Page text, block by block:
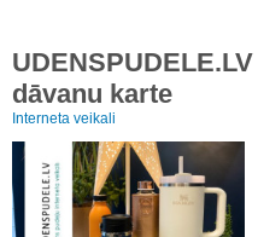
dāvanu karte
Interneta veikali